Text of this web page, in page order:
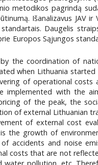
metodikos pagrindą
Išanalizavus JAV ir
Daugelis
Europos Sąjungos
the coordination of
when Lithuania
of operational costs
implemented with the
of the peak, the
of external Lithuanian
of external cost
growth of
accidents and noise
costs that are not